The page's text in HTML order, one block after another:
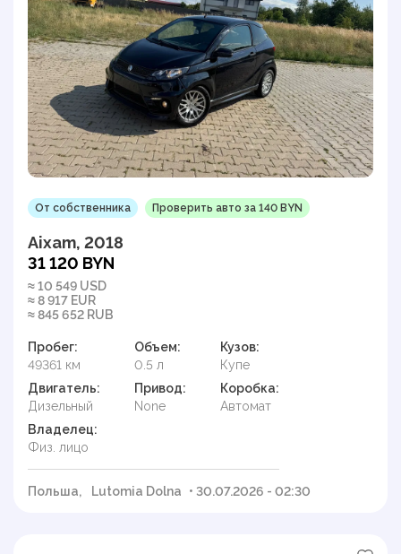
От собственника Проверить авто за 140 BYN
Aixam, 2018
31 120 BYN
≈ 10 549 USD
≈ 8 917 EUR
≈ 845 652 RUB
Пробег:
49361 км
Объем:
0.5 л
Кузов:
Купе
Двигатель:
Дизельный
Привод:
None
Коробка:
Автомат
Владелец:
Физ. лицо
Польша, Lutomia Dolna • 30.07.2026 - 02:30